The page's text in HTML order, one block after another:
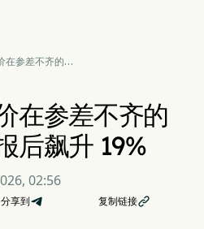
在参差不齐的第
在参差不齐的
后飙升 19%
02:56
分享到 复制链接